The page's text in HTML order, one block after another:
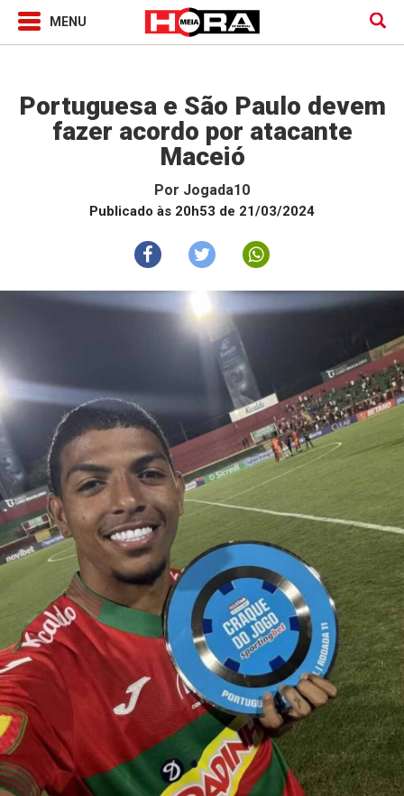
Portuguesa e São Paulo devem
fazer acordo por atacante
Maceió
Por Jogada10
Publicado às 20h53 de 21/03/2024